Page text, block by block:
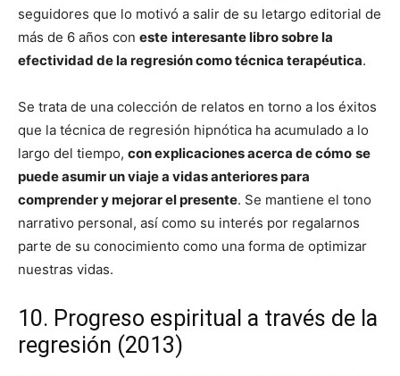
seguidores que lo motivó a salir de su letargo editorial de
más de 6 años con este interesante libro sobre la
efectividad de la regresión como técnica terapéutica.
Se trata de una colección de relatos en torno a los éxitos
que la técnica de regresión hipnótica ha acumulado a lo
largo del tiempo, con explicaciones acerca de cómo se
puede asumir un viaje a vidas anteriores para
comprender y mejorar el presente. Se mantiene el tono
narrativo personal, así como su interés por regalarnos
parte de su conocimiento como una forma de optimizar
nuestras vidas.
10. Progreso espiritual a través de la
regresión (2013)